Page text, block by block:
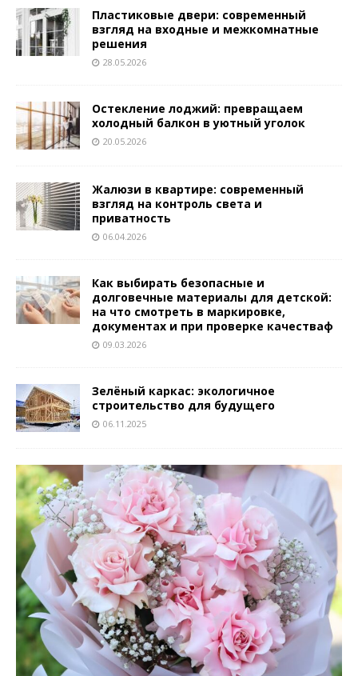
Пластиковые двери: современный
взгляд на входные и межкомнатные
решения
28.05.2026
Остекление лоджий: превращаем
холодный балкон в уютный уголок
20.05.2026
Жалюзи в квартире: современный
взгляд на контроль света и
приватность
06.04.2026
Как выбирать безопасные и
долговечные материалы для детской:
на что смотреть в маркировке,
документах и при проверке качестваф
09.03.2026
Зелёный каркас: экологичное
строительство для будущего
06.11.2025